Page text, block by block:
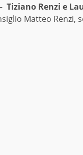
Tiziano Renzi e
Matteo Renzi,